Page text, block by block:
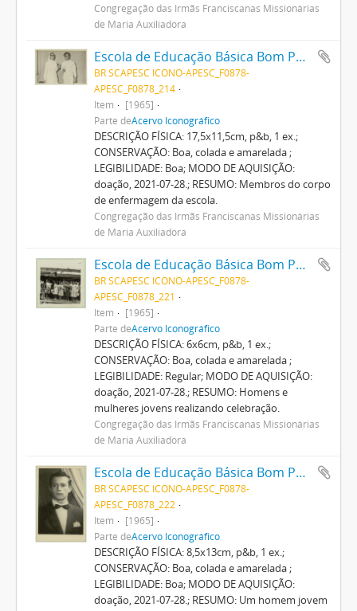
Congregação das Irmãs Franciscanas Missionárias
de Maria Auxiliadora
Escola de Educação Básica Bom Pastor
BR SCAPESC ICONO-APESC_F0878-
APESC_F0878_214
Item
[1965]
Parte deAcervo Iconográfico
DESCRIÇÃO FÍSICA: 17,5x11,5cm, p&b, 1 ex.;
CONSERVAÇÃO: Boa, colada e amarelada ;
LEGIBILIDADE: Boa; MODO DE AQUISIÇÃO:
doação, 2021-07-28.; RESUMO: Membros do corpo
de enfermagem da escola.
Congregação das Irmãs Franciscanas Missionárias
de Maria Auxiliadora
Escola de Educação Básica Bom Pastor
BR SCAPESC ICONO-APESC_F0878-
APESC_F0878_221
Item
[1965]
Parte deAcervo Iconográfico
DESCRIÇÃO FÍSICA: 6x6cm, p&b, 1 ex.;
CONSERVAÇÃO: Boa, colada e amarelada ;
LEGIBILIDADE: Regular; MODO DE AQUISIÇÃO:
doação, 2021-07-28.; RESUMO: Homens e
mulheres jovens realizando celebração.
Congregação das Irmãs Franciscanas Missionárias
de Maria Auxiliadora
Escola de Educação Básica Bom Pastor
BR SCAPESC ICONO-APESC_F0878-
APESC_F0878_222
Item
[1965]
Parte deAcervo Iconográfico
DESCRIÇÃO FÍSICA: 8,5x13cm, p&b, 1 ex.;
CONSERVAÇÃO: Boa, colada e amarelada ;
LEGIBILIDADE: Boa; MODO DE AQUISIÇÃO:
doação, 2021-07-28.; RESUMO: Um homem jovem